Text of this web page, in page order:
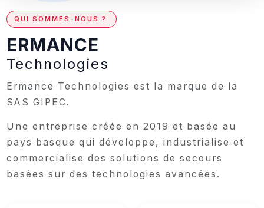
QUI SOMMES-NOUS ?
ERMANCE
Technologies
Ermance Technologies est la marque de la
SAS GIPEC.
Une entreprise créée en 2019 et basée au
pays basque qui développe, industrialise et
commercialise des solutions de secours
basées sur des technologies avancées.